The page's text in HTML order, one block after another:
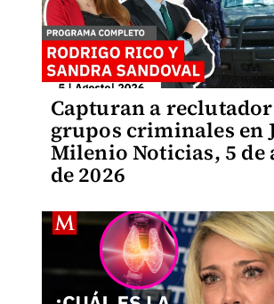
Capturan a
grupos criminales en
Milenio Noticias, 5 de
de 2026